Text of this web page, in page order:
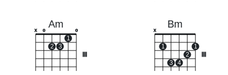
Am
x o
2 3
1
o
Bm
x
1
3 4
2
1